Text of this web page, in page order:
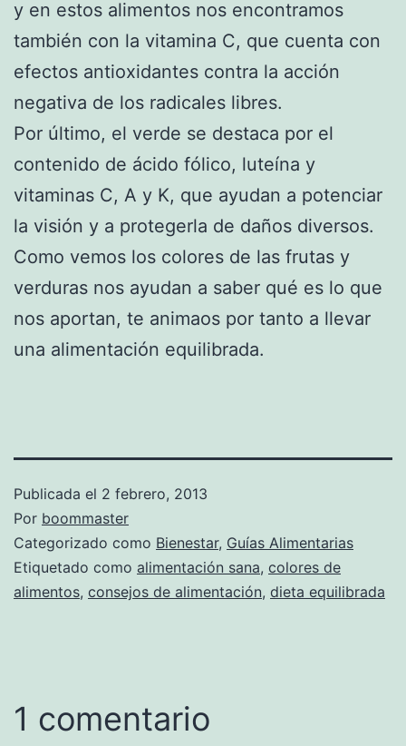
y en estos alimentos nos encontramos
también con la vitamina C, que cuenta con
efectos antioxidantes contra la acción
negativa de los radicales libres.
Por último, el verde se destaca por el
contenido de ácido fólico, luteína y
vitaminas C, A y K, que ayudan a potenciar
la visión y a protegerla de daños diversos.
Como vemos los colores de las frutas y
verduras nos ayudan a saber qué es lo que
nos aportan, te animaos por tanto a llevar
una alimentación equilibrada.
Publicada el 2 febrero, 2013
Por boommaster
Categorizado como Bienestar, Guías Alimentarias
Etiquetado como alimentación sana, colores de
alimentos, consejos de alimentación, dieta equilibrada
1 comentario